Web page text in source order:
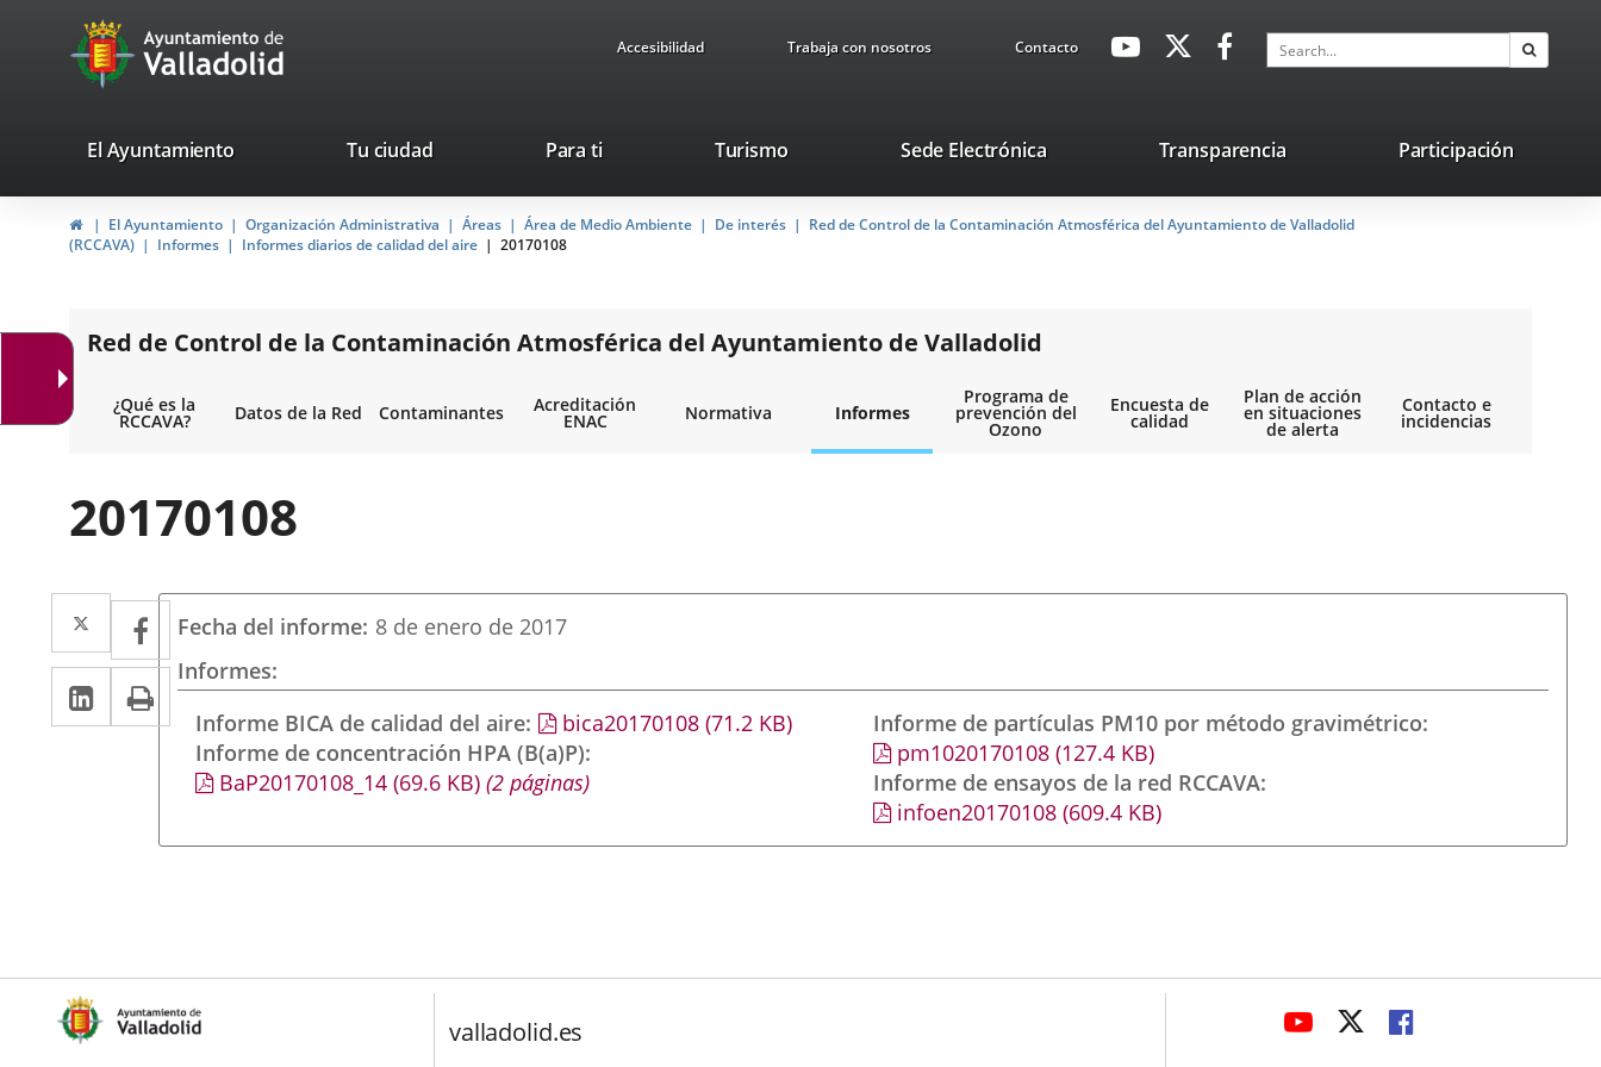
Portal
Web
Ayuntamiento
de
Valladolid
Accesibilidad Trabaja con nosotros ContactoavaHeaderSocial
Link
Link
application.
application.
Search
valladolid.es
El Ayuntamiento Tu ciudad Para ti TurismoThis
will
open
up
window.
Sede ElectrónicaLink
external
application.
Transparencia Participación
HomeEl Ayuntamiento Organización Administrativa Áreas Área de Medio Ambiente De interés
Red de Control de la Contaminación Atmosférica del Ayuntamiento de Valladolid
(RCCAVA)
Informes Informes diarios de calidad del aire 20170108
Red de Control de la Contaminación Atmosférica del Ayuntamiento de Valladolid
¿Qué es la
RCCAVA? Datos de la Red Contaminantes Acreditación
ENAC Normativa Informes
Programa de
prevención del
Ozono
Encuesta de
calidad
Plan de acción
en situaciones
de alerta
Contacto e
incidencias
20170108
Twitter
Enlace
a
una
aplicación
externa.
Facebook
Enlace
a
una
aplicación
externa.
Linkedin
Enlace
a
aplicación
externa.
Print
Fecha del informe 8 de enero de 2017
Informes
Informe BICA de calidad del aire
bica20170108(71.2 KB)
Informe de concentración HPA (B(a)P)
BaP20170108_14(69.6 KB)(2 páginas)
Informe de partículas PM10 por método gravimétrico
pm1020170108 (127.4 KB)
Informe de ensayos de la red RCCAVA
infoen20170108 (609.4 KB)
valladolid.es
LINK
LINKLINK